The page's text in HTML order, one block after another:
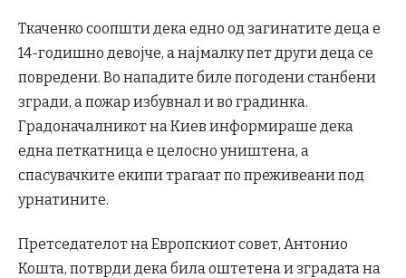
Ткаченко соопшти дека едно од загинатите деца е
14-годишно девојче, а најмалку пет други деца се
повредени. Во нападите биле погодени станбени
згради, а пожар избувнал и во градинка.
Градоначалникот на Киев информираше дека
една петкатница е целосно уништена, а
спасувачките екипи трагаат по преживеани под
урнатините.
Претседателот на Европскиот совет, Антонио
Кошта, потврди дека била оштетена и зградата на